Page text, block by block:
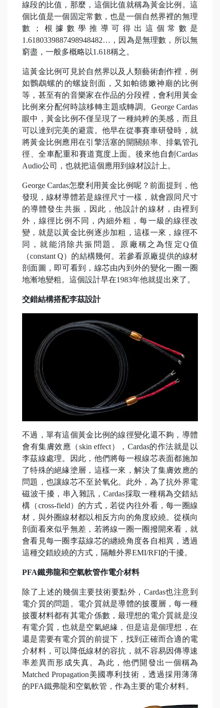
線段的比值，那麼，這個比值就稱為黃金比例。這
個比值是一個固定常數，也是一個自然界裡的無理
數；根據數學推導可得出這個常數是
1.6180339887498948482…，因為是無理數，所以無
窮盡，一般多概略以1.618稱之。
這黃金比例可見於自然界以及人類藝術創作裡，例
如鸚鵡螺的的螺旋剖面，又如帕德嫩神廟的比例
等，甚至有的音樂家在作品的分段裡，會利用黃金
比例來分配何時該移轉主題或轉調。George Cardas
眼中，黃金比例不僅呈現了一種純粹的美感，而且
可以達到完美的避震。他早在從事賽車研發時，就
將黃金比例應用在引擎活塞的開關頻率、排氣管孔
徑、全車配重和賽道寬度上面。後來他自創Cardas
Audio公司，也就把這個應用到線材設計上。
George Cardas怎麼利用黃金比例呢？前面提到，他
發現，線材導體若是線徑尺寸一樣，就會跟同尺寸
的導體發生共振，因此，他設計的線材，由裡到
外，線徑比例不同，內細外粗，每一級的線徑改
變，就是以黃金比例逐步加粗，這樣一來，線徑不
同，就能消除共振問題。原廠稱之為恆定Q值
（constant Q）的結構幾何。若參看原廠提供的線材
剖面圖，即可看到，線芯由內到外的變化一圈一圈
地漸地變粗。這個設計早在1983年他就提出來了。
交錯結構搭配李茲設計
不過，單有這個黃金比例的線徑變化還不夠，導體
會有集膚效應（skin effect），Cardas的作法就是以
李茲線處理。因此，他們將每一根線芯表面都施加
了特殊的絕緣塗層，這樣一來，解決了集膚效應的
問題，也讓線芯不至於氧化。此外，為了抗外界電
磁波干擾，串入雜訊，Cardas採取一種稱為交錯結
構（cross-field）的方式，若從內往外看，每一圈線
材，與外圈線材都以相反方向的角度絞繞。從橫向
剖面看來似乎無差，若將線一圈一圈撥開來看，就
會看見每一圈李茲線芯的纏繞角度各自相異，透過
這種交錯絞繞的方式，隔離外界EMI/RFI的干擾。
PFA鐵弗龍和空氣軟管作電介材料
除了上述的幾個主要技術要點外，Cardas也注意到
電介質的問題。電介質就是導體的披覆層，每一種
披覆材料都有其電介係數，最理想的電介質就是沒
有電介質，也就是空氣絕緣，但是這是個理想，在
還是需要有電介質的前提下，找到正確而合適的電
介材料，可以降低線材的容抗，就不容易因傳導速
率差異而形成失真。為此，他們開發出一個稱為
Matched Propagation美國專利技術，透過採用薄薄
的PFA鐵弗龍和空氣軟管，作為主要的電介材料。